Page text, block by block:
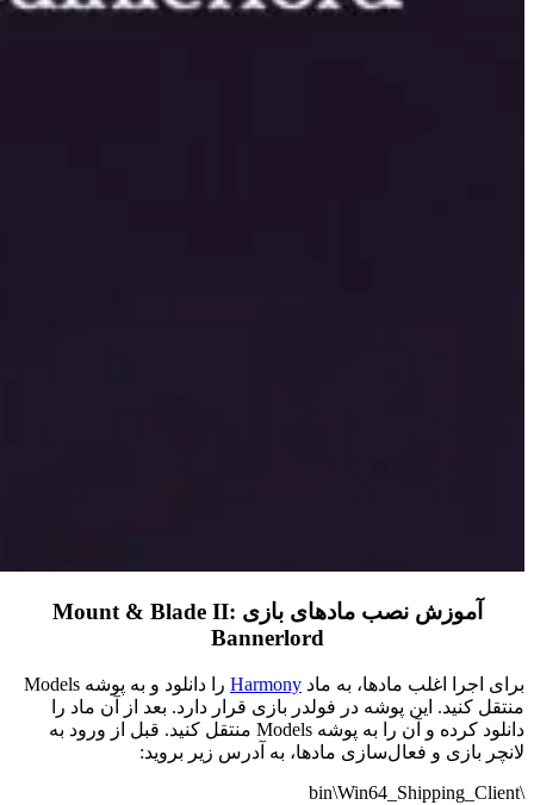
آموزش نصب مادهای بازی Mount & Blade II:
Bannerlord
برای اجرا اغلب مادها، به ماد Harmony
را دانلود و به پوشه Models
منتقل کنید. این پوشه در فولدر بازی قرار دارد. بعد از آن ماد را
دانلود کرده و آن را به پوشه Models منتقل کنید. قبل از ورود به
لانچر بازی و فعال‌سازی ماد‌ها، به آدرس زیر بروید:
\bin\Win64_Shipping_Client